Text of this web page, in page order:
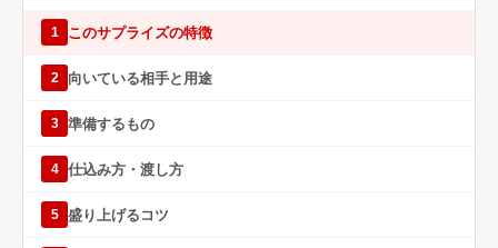
1 このサプライズの特徴
2 向いている相手と用途
3 準備するもの
4 仕込み方・渡し方
5 盛り上げるコツ